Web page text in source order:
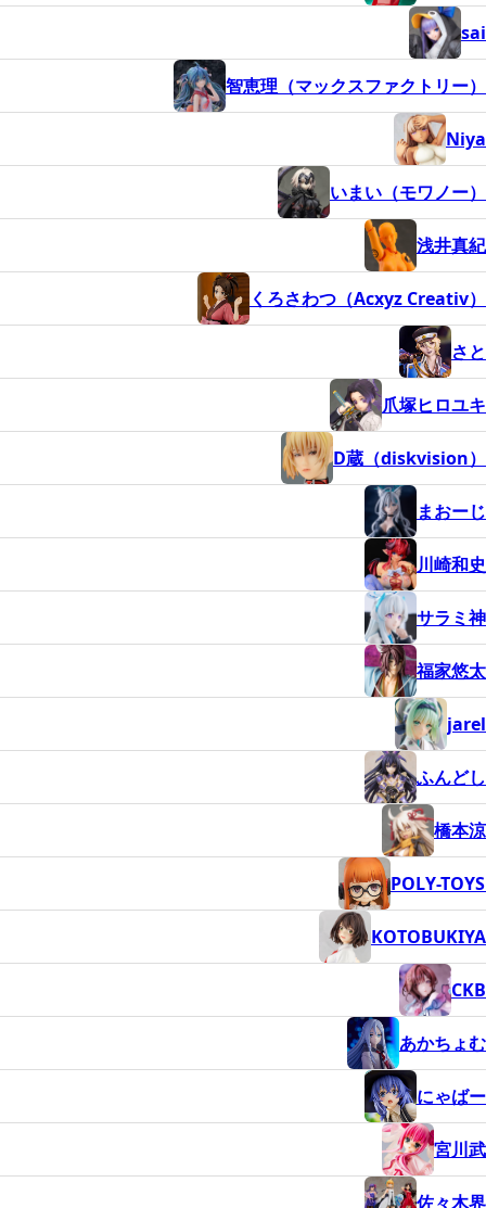
sai
智恵理（マックスファクトリー）
Niya
いまい（モワノー）
浅井真紀
くろさわつ（Acxyz Creativ）
さと
爪塚ヒロユキ
D蔵（diskvision）
まおーじ
川崎和史
サラミ神
福家悠太
jarel
ふんどし
橋本涼
POLY-TOYS
KOTOBUKIYA
CKB
あかちょむ
にゃばー
宮川武
佐々木界